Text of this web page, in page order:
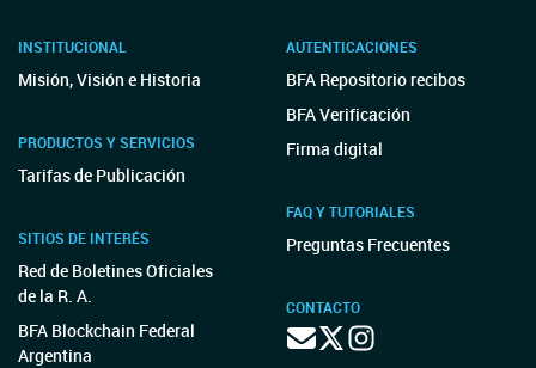
INSTITUCIONAL
Misión, Visión e Historia
PRODUCTOS Y SERVICIOS
Tarifas de Publicación
SITIOS DE INTERÉS
Red de Boletines Oficiales
de la R. A.
BFA Blockchain Federal
Argentina
AUTENTICACIONES
BFA Repositorio recibos
BFA Verificación
Firma digital
FAQ Y TUTORIALES
Preguntas Frecuentes
CONTACTO